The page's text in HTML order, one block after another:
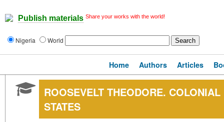
Publish materials Share your works with the world!
Nigeria World
Home Authors Articles
ROOSEVELT THEODORE.
STATES